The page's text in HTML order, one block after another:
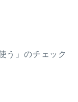
う」のチェック